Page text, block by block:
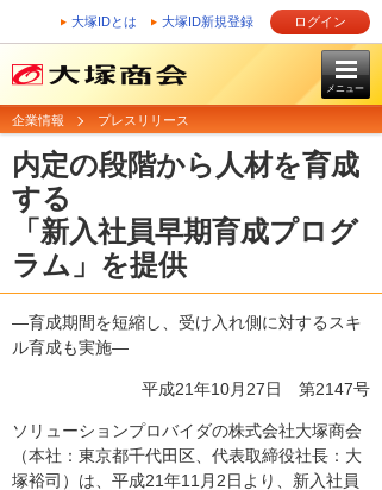
大塚IDとは 大塚ID新規登録 ログイン
メニュー
企業情報 プレスリリース
内定の段階から人材を育成
する
「新入社員早期育成プログ
ラム」を提供
―育成期間を短縮し、受け入れ側に対するスキ
ル育成も実施―
平成21年10月27日 第2147号
ソリューションプロバイダの株式会社大塚商会
（本社：東京都千代田区、代表取締役社長：大
塚裕司）は、平成21年11月2日より、新入社員